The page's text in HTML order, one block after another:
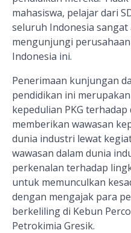
mahasiswa, pelajar dari
seluruh Indonesia
mengunjungi
Indonesia ini.
Penerimaan kunjungan
pendidikan ini
kepedulian PKG
memberikan wawasan
dunia industri lewat
wawasan dalam dunia
perkenalan terhadap
untuk memunculkan
dengan mengajak para
berkeliling di Kebun
Petrokimia Gresik.